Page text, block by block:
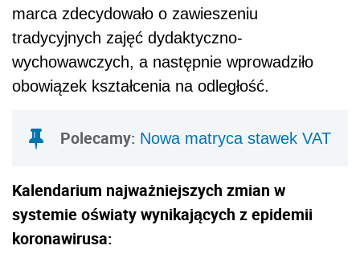
marca zdecydowało o zawieszeniu
tradycyjnych zajęć dydaktyczno-
wychowawczych, a następnie wprowadziło
obowiązek kształcenia na odległość.
Polecamy: Nowa matryca stawek VAT
Kalendarium najważniejszych zmian w
systemie oświaty wynikających z epidemii
koronawirusa: